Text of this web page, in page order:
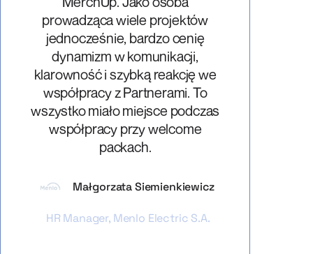
prowadząca wiele projektów
jednocześnie, bardzo cenię
dynamizm w komunikacji,
klarowność i szybką reakcję we
współpracy z Partnerami. To
wszystko miało miejsce podczas
współpracy przy welcome
packach.
Małgorzata Siemienkiewicz
HR Manager, Menlo Electric S.A.